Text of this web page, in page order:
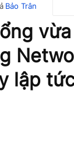
Bảo Trân
lập